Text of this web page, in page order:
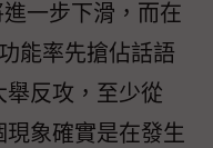
一步下滑，而在
能率先搶佔話語
舉反攻，至少從
象確實是在發生